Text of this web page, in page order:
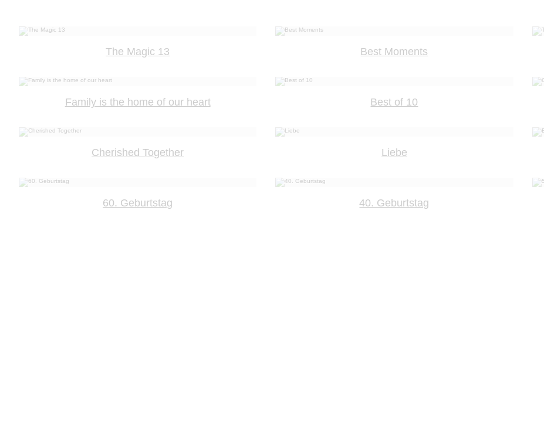
The Magic 13 Best Moments
Family is the home of our heart Best of 10
Cherished Together Liebe
60. Geburtstag 40. Geburtstag